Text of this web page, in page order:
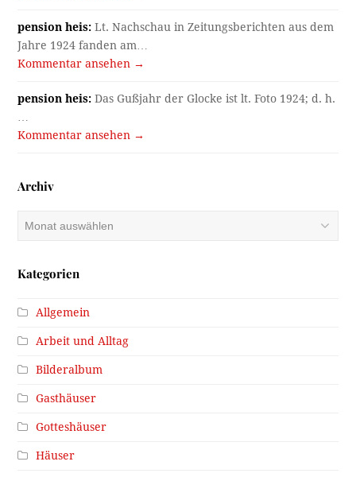
pension heis: Lt. Nachschau in Zeitungsberichten aus dem
Jahre 1924 fanden am…
Kommentar ansehen →
pension heis: Das Gußjahr der Glocke ist lt. Foto 1924; d. h.
Kommentar ansehen →
Archiv
Kategorien
Allgemein
Arbeit und Alltag
Bilderalbum
Gasthäuser
Gotteshäuser
Häuser